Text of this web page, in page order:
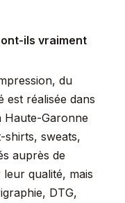
ils vraiment
du
est réalisée dans
Haute-Garonne
shirts, sweats,
auprès de
qualité, mais
DTG,